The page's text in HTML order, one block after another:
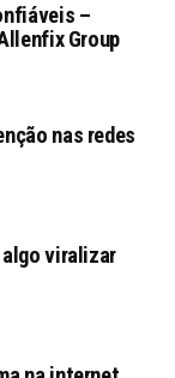
–
Group
nas redes
algo viralizar